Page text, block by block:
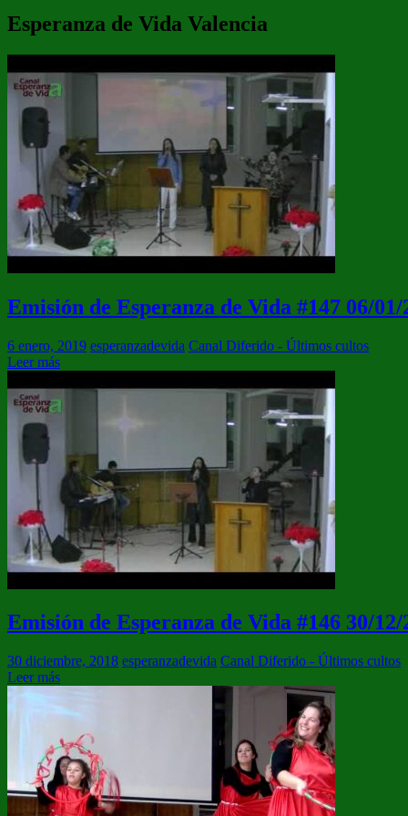
Esperanza de Vida Valencia
Emisión de Esperanza de Vida #147 06/01/
6 enero, 2019 esperanzadevida Canal Diferido - Últimos cultos
Leer más
Emisión de Esperanza de Vida #146 30/12/
30 diciembre, 2018 esperanzadevida Canal Diferido - Últimos cultos
Leer más